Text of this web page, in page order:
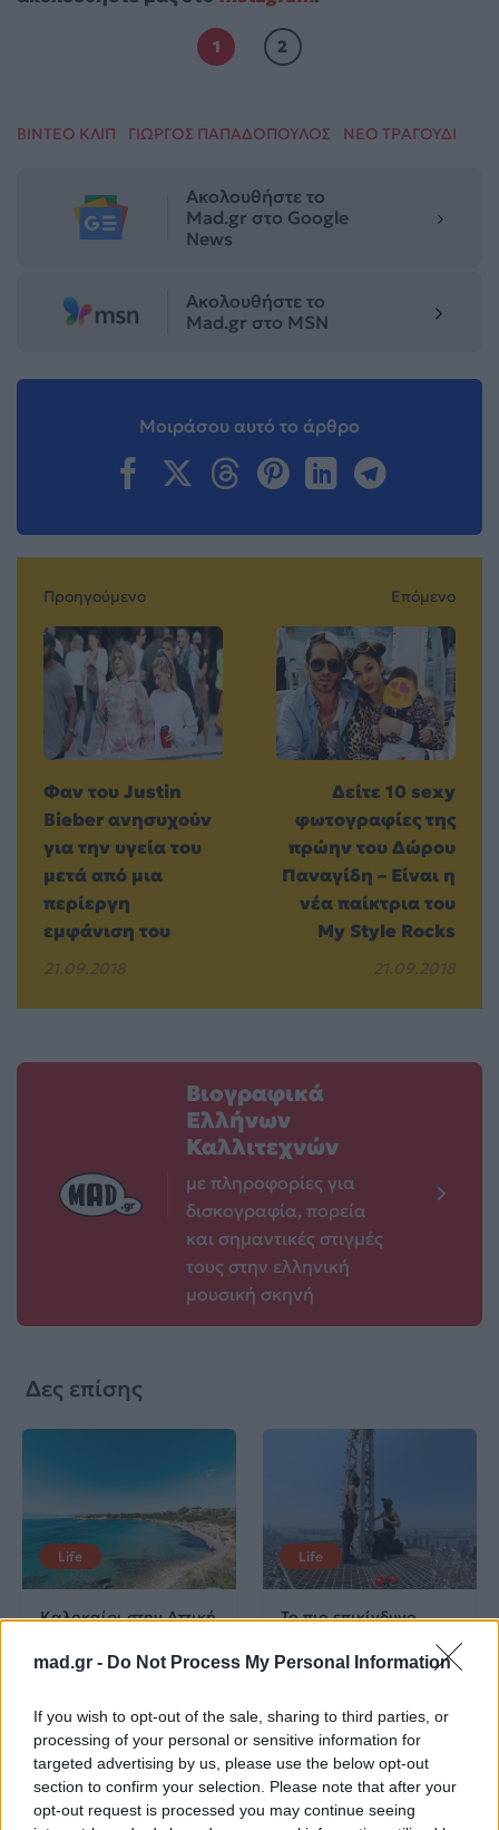
mad.gr - Do Not Process My Personal Information
If you wish to opt-out of the sale, sharing to third parties, or
processing of your personal or sensitive information for
targeted advertising by us, please use the below opt-out
section to confirm your selection. Please note that after your
opt-out request is processed you may continue seeing
1 2
ΒΙΝΤΕΟ ΚΛΙΠ ΓΙΩΡΓΟΣ ΠΑΠΑΔΟΠΟΥΛΟΣ ΝΕΟ ΤΡΑΓΟΥΔΙ
Ακολουθήστε το
Mad.gr στο Google
News
Ακολουθήστε το
Mad.gr στο MSN
Μοιράσου αυτό το άρθρο
Προηγούμενο
Φαν του Justin
Bieber ανησυχούν
για την υγεία του
μετά από μια
περίεργη
εμφάνιση του
21.09.2018
Επόμενο
Δείτε 10 sexy
φωτογραφίες της
πρώην του Δώρου
Παναγίδη – Είναι η
νέα παίκτρια του
My Style Rocks
21.09.2018
Βιογραφικά
Ελλήνων
Καλλιτεχνών
με πληροφορίες για
δισκογραφία, πορεία
και σημαντικές στιγμές
τους στην ελληνική
μουσική σκηνή
Δες επίσης
Life
Καλοκαίρι στην Αττική
παραλίες έχουν
χαρακτηριστεί
04.07.2026
Life
Το πιο επικίνδυνο
που έχουμε δει ποτέ –
Empire State Building
02.07.2026